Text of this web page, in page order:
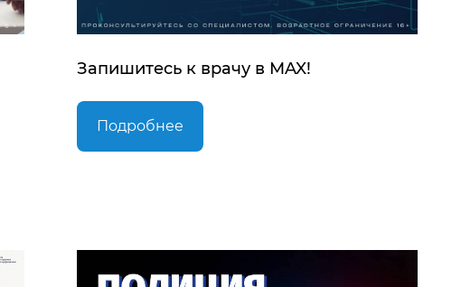
Запишитесь к врачу в MAX!
Подробнее